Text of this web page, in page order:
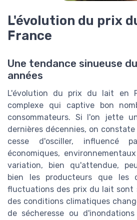
L'évolution du prix
France
Une tendance sinueuse
années
L'évolution du prix du lait en
complexe qui captive bon
consommateurs. Si l'on jette
dernières décennies, on
cesse d'osciller, influencé
économiques,
variation, bien qu'attendue,
bien les producteurs que les
fluctuations des prix du lait sont
des conditions climatiques
de sécheresse ou